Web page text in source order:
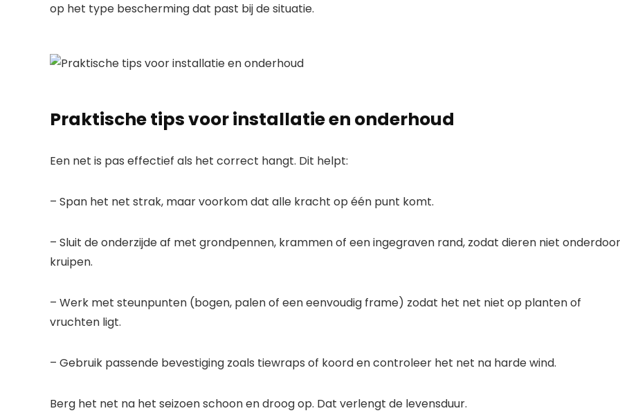
op het type bescherming dat past bij de situatie.
Praktische tips voor installatie en onderhoud
Een net is pas effectief als het correct hangt. Dit helpt:
– Span het net strak, maar voorkom dat alle kracht op één punt komt.
– Sluit de onderzijde af met grondpennen, krammen of een ingegraven rand, zodat dieren niet onderdoor
kruipen.
– Werk met steunpunten (bogen, palen of een eenvoudig frame) zodat het net niet op planten of
vruchten ligt.
– Gebruik passende bevestiging zoals tiewraps of koord en controleer het net na harde wind.
Berg het net na het seizoen schoon en droog op. Dat verlengt de levensduur.